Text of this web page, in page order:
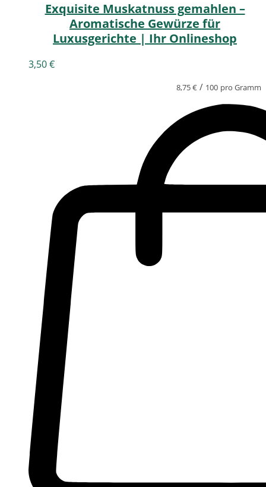
Exquisite Muskatnuss gemahlen –
Aromatische Gewürze für
Luxusgerichte | Ihr Onlineshop
3,50€
8,75€ / 100 pro Gramm